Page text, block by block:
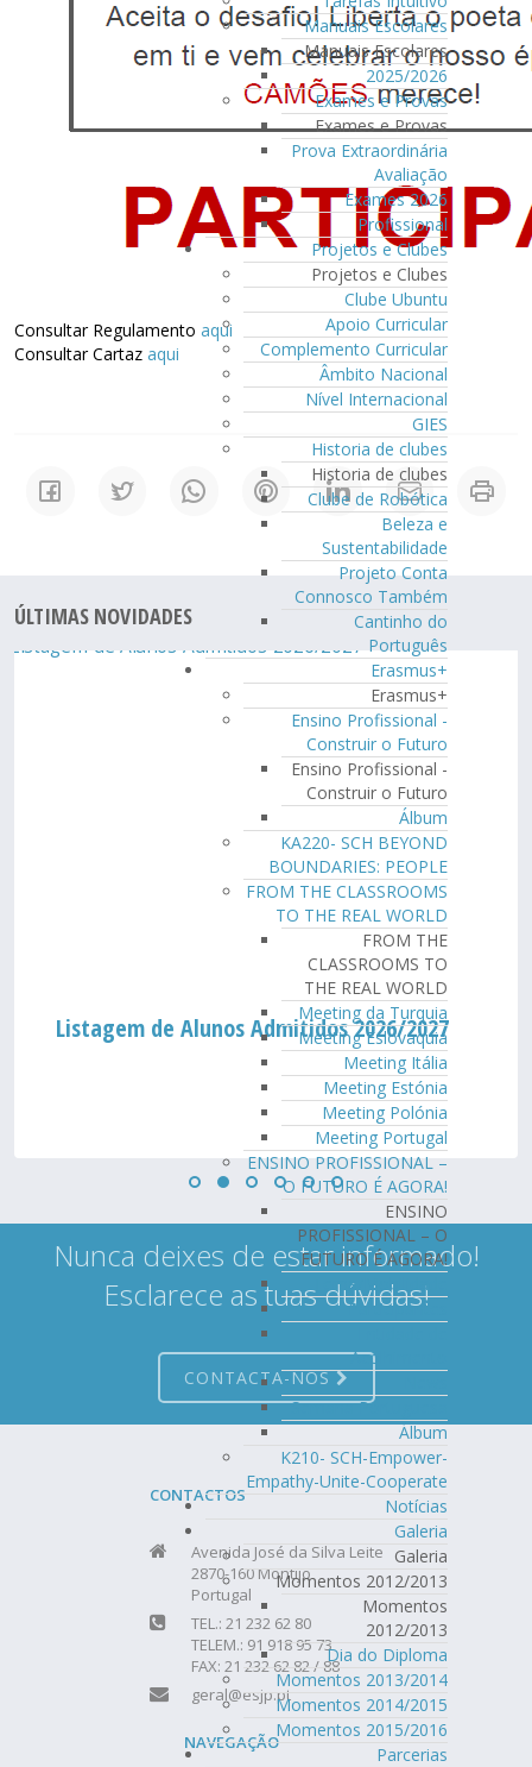
Manuais Escolares
Manuais Escolares
2025/2026
Exames e Provas
Exames e Provas
Prova Extraordinária
Avaliação
Exames 2026
Profissional
Projetos e Clubes
Projetos e Clubes
Clube Ubuntu
Apoio Curricular
Complemento Curricular
Âmbito Nacional
Nível Internacional
GIES
Historia de clubes
Historia de clubes
Clube de Robótica
Beleza e
Sustentabilidade
Projeto Conta
Connosco Também
Cantinho do
Português
Erasmus+
Erasmus+
Ensino Profissional -
Construir o Futuro
Ensino Profissional -
Construir o Futuro
Álbum
KA220- SCH BEYOND
BOUNDARIES: PEOPLE
FROM THE CLASSROOMS
TO THE REAL WORLD
FROM THE
CLASSROOMS TO
THE REAL WORLD
Meeting da Turquia
Meeting Eslováquia
Meeting Itália
Meeting Estónia
Meeting Polónia
Meeting Portugal
ENSINO PROFISSIONAL –
O FUTURO É AGORA!
ENSINO
PROFISSIONAL – O
FUTURO É AGORA!
Tema/Mobilidade
Participantes
Acolhimento
Semana Portuguesa
Álbum
K210- SCH-Empower-
Empathy-Unite-Cooperate
Notícias
Galeria
Galeria
Momentos 2012/2013
Momentos
2012/2013
Dia do Diploma
Momentos 2013/2014
Momentos 2014/2015
Momentos 2015/2016
Parcerias
Consultar Regulamento aqui
Consultar Cartaz aqui
ÚLTIMAS NOVIDADES
Listagem de Alunos Admitidos 2026/2027
Nunca deixes de estar informado!
Esclarece as tuas dúvidas!
CONTACTA-NOS
CONTACTOS
Avenida José da Silva Leite
2870-160 Montijo
Portugal
TEL.: 21 232 62 80
TELEM.: 91 918 95 73
FAX: 21 232 62 82 / 88
geral@esjp.pt
NAVEGAÇÃO